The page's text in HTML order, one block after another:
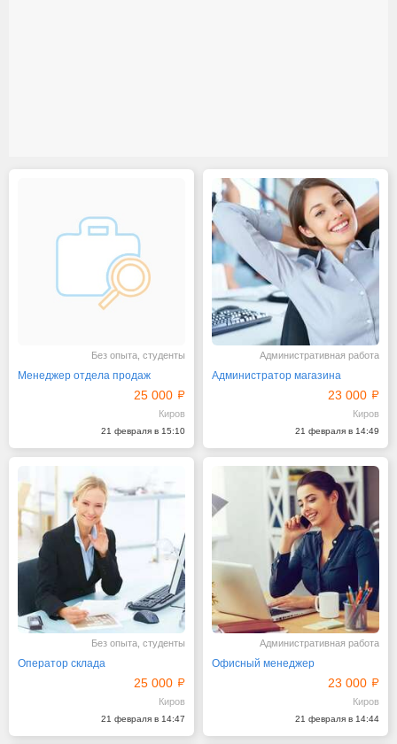
Без опыта, студенты
Менеджер отдела продаж
25 000
Киров
21 февраля в 15:10
Административная работа
Администратор магазина
23 000
Киров
21 февраля в 14:49
Без опыта, студенты
Оператор склада
25 000
Киров
21 февраля в 14:47
Административная работа
Офисный менеджер
23 000
Киров
21 февраля в 14:44